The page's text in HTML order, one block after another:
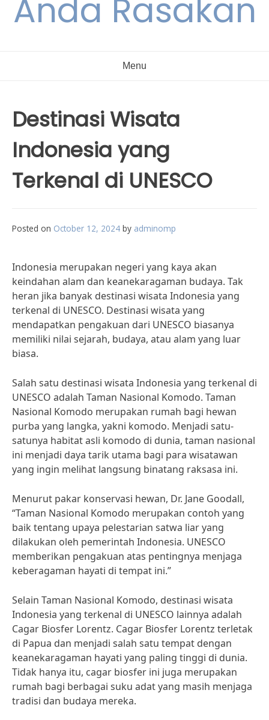
Anda Rasakan
Menu
Destinasi Wisata
Indonesia yang
Terkenal di UNESCO
Posted on October 12, 2024 by adminomp
Indonesia merupakan negeri yang kaya akan
keindahan alam dan keanekaragaman budaya. Tak
heran jika banyak destinasi wisata Indonesia yang
terkenal di UNESCO. Destinasi wisata yang
mendapatkan pengakuan dari UNESCO biasanya
memiliki nilai sejarah, budaya, atau alam yang luar
biasa.
Salah satu destinasi wisata Indonesia yang terkenal di
UNESCO adalah Taman Nasional Komodo. Taman
Nasional Komodo merupakan rumah bagi hewan
purba yang langka, yakni komodo. Menjadi satu-
satunya habitat asli komodo di dunia, taman nasional
ini menjadi daya tarik utama bagi para wisatawan
yang ingin melihat langsung binatang raksasa ini.
Menurut pakar konservasi hewan, Dr. Jane Goodall,
“Taman Nasional Komodo merupakan contoh yang
baik tentang upaya pelestarian satwa liar yang
dilakukan oleh pemerintah Indonesia. UNESCO
memberikan pengakuan atas pentingnya menjaga
keberagaman hayati di tempat ini.”
Selain Taman Nasional Komodo, destinasi wisata
Indonesia yang terkenal di UNESCO lainnya adalah
Cagar Biosfer Lorentz. Cagar Biosfer Lorentz terletak
di Papua dan menjadi salah satu tempat dengan
keanekaragaman hayati yang paling tinggi di dunia.
Tidak hanya itu, cagar biosfer ini juga merupakan
rumah bagi berbagai suku adat yang masih menjaga
tradisi dan budaya mereka.